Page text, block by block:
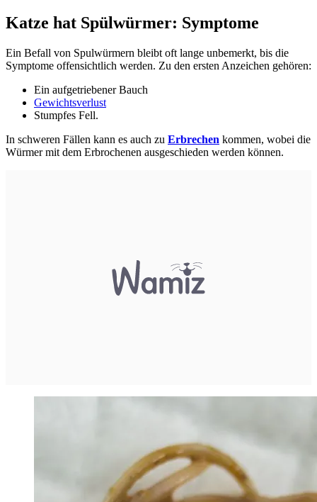
Katze hat Spülwürmer: Symptome
Ein Befall von Spulwürmern bleibt oft lange unbemerkt, bis die
Symptome offensichtlich werden. Zu den ersten Anzeichen gehören:
Ein aufgetriebener Bauch
Gewichtsverlust
Stumpfes Fell.
In schweren Fällen kann es auch zu Erbrechen kommen, wobei die
Würmer mit dem Erbrochenen ausgeschieden werden können.